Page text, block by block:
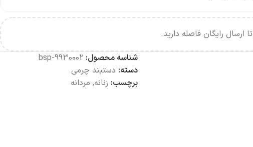
تا ارسال رایگان فاصله دارید.
شناسه محصول: bsp-9930002
دسته: دستبند چرمی
برچسب: زنانه, مردانه